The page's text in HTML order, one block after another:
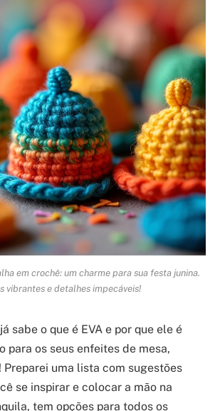
em crochê: um charme para sua festa junina.
vibrantes e detalhes impecáveis!
sabe o que é EVA e por que ele é
para os seus enfeites de mesa,
Preparei uma lista com sugestões
se inspirar e colocar a mão na
tem opções para todos os